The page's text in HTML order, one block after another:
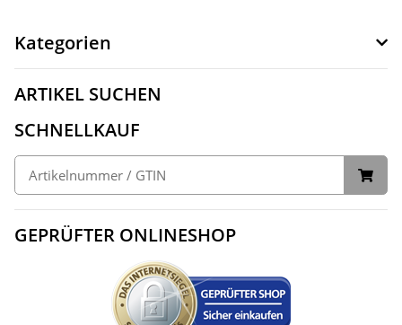
Kategorien
ARTIKEL SUCHEN
SCHNELLKAUF
GEPRÜFTER ONLINESHOP